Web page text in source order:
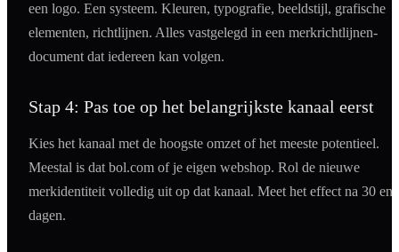
een logo. Een systeem. Kleuren, typografie, beeldstijl, grafische
elementen, richtlijnen. Alles vastgelegd in een merkrichtlijnen-
document dat iedereen kan volgen.
Stap 4: Pas toe op het belangrijkste kanaal eerst
Kies het kanaal met de hoogste omzet of het meeste potentieel.
Meestal is dat bol.com of je eigen webshop. Rol de nieuwe
merkidentiteit volledig uit op dat kanaal. Meet het effect na 30 en
dagen.